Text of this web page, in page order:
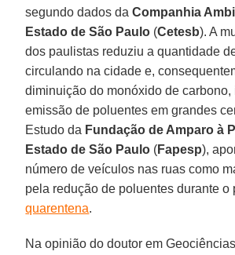
segundo dados daCompanhia
Estado de São Paulo (Cetesb). A
dos paulistas reduziu a quantidade
circulando na cidade e,
diminuição do monóxido de carbono,
emissão de poluentes em grandes
Estudo da Fundação de Amparo à
Estado de São Paulo (Fapesp),
número de veículos nas ruas como
pela redução de poluentes durante o
quarentena.
Na opinião do doutor em